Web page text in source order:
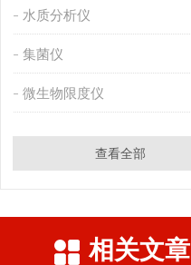
水质分析仪
集菌仪
微生物限度仪
查看全部
相关文章